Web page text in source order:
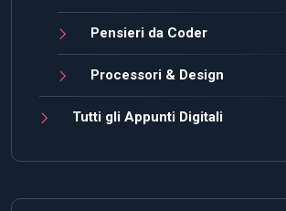
Pensieri da Coder
Processori & Design
Tutti gli Appunti Digitali